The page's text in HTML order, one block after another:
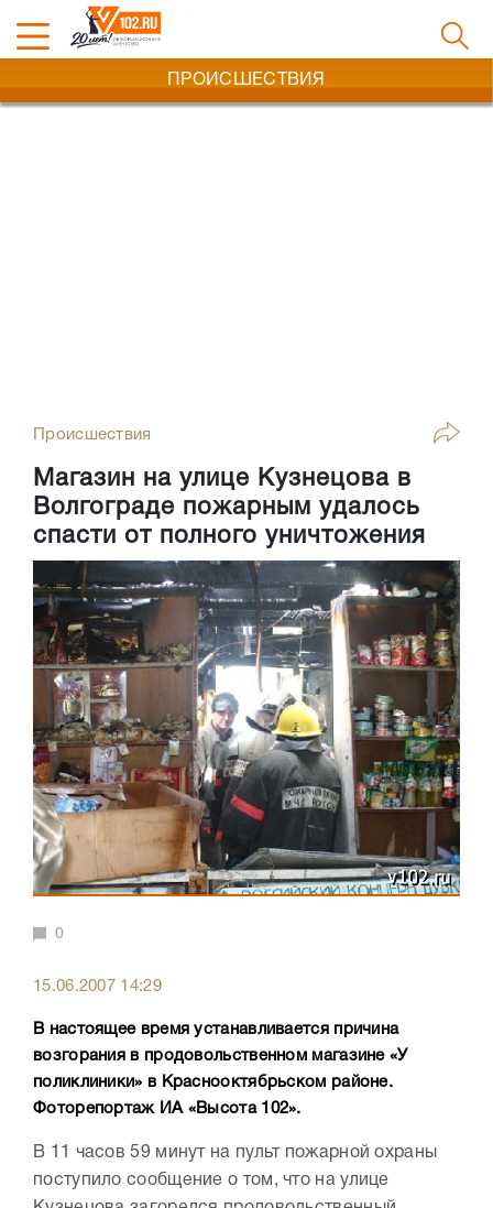
ПРОИСШЕСТВИЯ
Происшествия
Магазин на улице Кузнецова в
Волгограде пожарным удалось
спасти от полного уничтожения
0
15.06.2007 14:29
В настоящее время устанавливается причина
возгорания в продовольственном магазине «У
поликлиники» в Краснооктябрьском районе.
Фоторепортаж ИА «Высота 102».
В 11 часов 59 минут на пульт пожарной охраны
поступило сообщение о том, что на улице